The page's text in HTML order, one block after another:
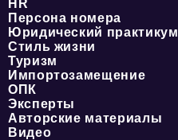
HR
Персона номера
Юридический практикум
Стиль жизни
Туризм
Импортозамещение
ОПК
Эксперты
Авторские материалы
Видео